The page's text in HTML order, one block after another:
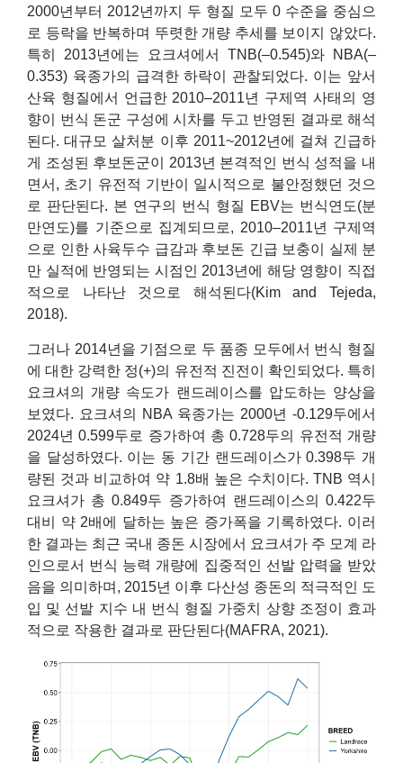
2000년부터 2012년까지 두 형질 모두 0 수준을 중심으
로 등락을 반복하며 뚜렷한 개량 추세를 보이지 않았다.
특히 2013년에는 요크셔에서 TNB(–0.545)와 NBA(–
0.353) 육종가의 급격한 하락이 관찰되었다. 이는 앞서
산육 형질에서 언급한 2010–2011년 구제역 사태의 영
향이 번식 돈군 구성에 시차를 두고 반영된 결과로 해석
된다. 대규모 살처분 이후 2011~2012년에 걸쳐 긴급하
게 조성된 후보돈군이 2013년 본격적인 번식 성적을 내
면서, 초기 유전적 기반이 일시적으로 불안정했던 것으
로 판단된다. 본 연구의 번식 형질 EBV는 번식연도(분
만연도)를 기준으로 집계되므로, 2010–2011년 구제역
으로 인한 사육두수 급감과 후보돈 긴급 보충이 실제 분
만 실적에 반영되는 시점인 2013년에 해당 영향이 직접
적으로 나타난 것으로 해석된다(Kim and Tejeda,
2018).
그러나 2014년을 기점으로 두 품종 모두에서 번식 형질
에 대한 강력한 정(+)의 유전적 진전이 확인되었다. 특히
요크셔의 개량 속도가 랜드레이스를 압도하는 양상을
보였다. 요크셔의 NBA 육종가는 2000년 -0.129두에서
2024년 0.599두로 증가하여 총 0.728두의 유전적 개량
을 달성하였다. 이는 동 기간 랜드레이스가 0.398두 개
량된 것과 비교하여 약 1.8배 높은 수치이다. TNB 역시
요크셔가 총 0.849두 증가하여 랜드레이스의 0.422두
대비 약 2배에 달하는 높은 증가폭을 기록하였다. 이러
한 결과는 최근 국내 종돈 시장에서 요크셔가 주 모계 라
인으로서 번식 능력 개량에 집중적인 선발 압력을 받았
음을 의미하며, 2015년 이후 다산성 종돈의 적극적인 도
입 및 선발 지수 내 번식 형질 가중치 상향 조정이 효과
적으로 작용한 결과로 판단된다(MAFRA, 2021).